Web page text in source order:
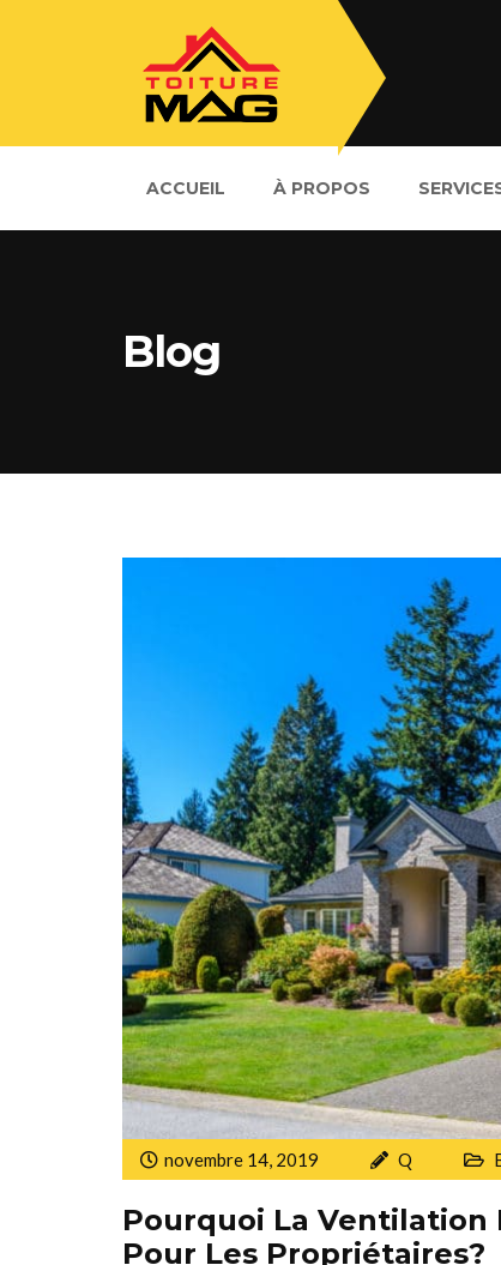
ACCUEIL À PROPOS
Blog
novembre 14, 2019 Q
Pourquoi La Ventilation
Pour Les Propriétaires?